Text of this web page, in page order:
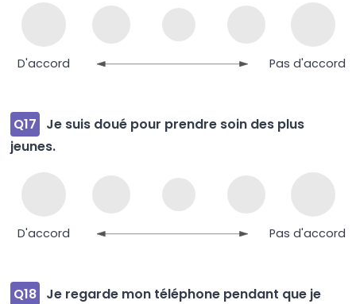
D'accord Pas d'accord
Q17
Je suis doué pour prendre soin des plus
jeunes.
D'accord Pas d'accord
Q18 Je regarde mon téléphone pendant que je